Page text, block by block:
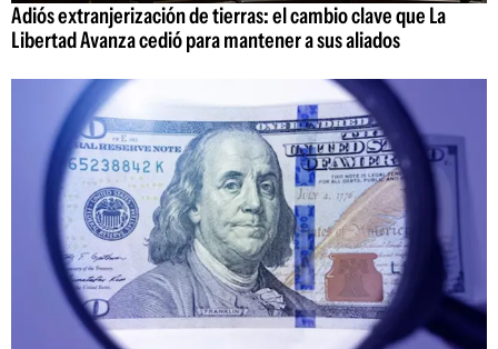
Adiós extranjerización de tierras: el cambio clave que La
Libertad Avanza cedió para mantener a sus aliados